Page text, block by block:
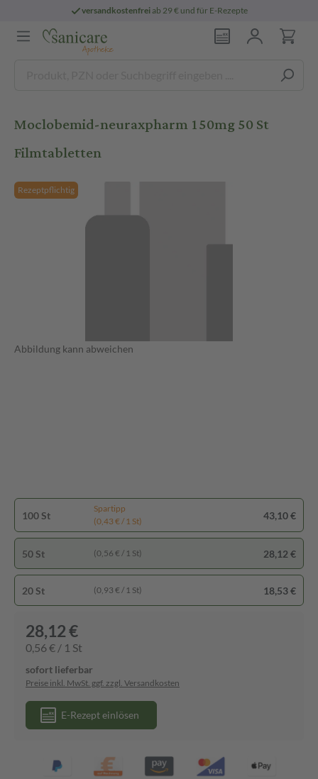
versandkostenfreiab 29 € und für E-Rezepte
Moclobemid-neuraxpharm 150mg 50 St
Filmtabletten
Rezeptpflichtig
Abbildung kann abweichen
100 St
Spartipp
(0,43 € / 1 St)
43,10 €
50 St (0,56 € / 1 St) 28,12 €
20 St (0,93 € / 1 St) 18,53 €
28,12 €
0,56 € / 1 St
sofort lieferbar
Preise inkl. MwSt. ggf. zzgl. Versandkosten
E-Rezept einlösen